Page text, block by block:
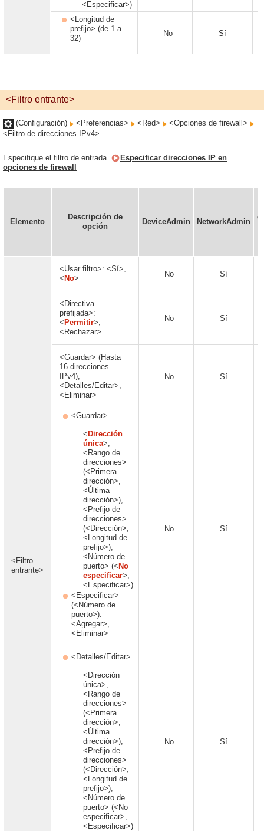
<Especificar>)
<Longitud de
prefijo> (de 1 a
32)
No Sí
<Filtro entrante>
(Configuración) <Preferencias> <Red>
<Opciones de firewall>
<Filtro de direcciones IPv4>
Especifique el filtro de entrada.
Especificar direcciones IP en
opciones de firewall
Elemento
Descripción de
opción
DeviceAdmin NetworkAdmin
<Filtro
entrante>
<Usar filtro>: <Sí>,
< No> No Sí
<Directiva
prefijada>:
< Permitir>,
<Rechazar>
No Sí
<Guardar> (Hasta
16 direcciones
IPv4),
<Detalles/Editar>,
<Eliminar>
No Sí
<Guardar>
< Dirección
única>,
<Rango de
direcciones>
(<Primera
dirección>,
<Última
dirección>),
<Prefijo de
direcciones>
(<Dirección>,
<Longitud de
prefijo>),
<Número de
puerto> (< No
especificar>,
<Especificar>)
<Especificar>
(<Número de
puerto>):
<Agregar>,
<Eliminar>
No Sí
<Detalles/Editar>
<Dirección
única>,
<Rango de
direcciones>
(<Primera
dirección>,
<Última
dirección>),
<Prefijo de
direcciones>
(<Dirección>,
<Longitud de
prefijo>),
<Número de
puerto> (<No
especificar>,
<Especificar>)
No Sí